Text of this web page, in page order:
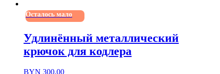
Осталось мало
Удлинённый металлический
крючок для кодлера
BYN 300.00